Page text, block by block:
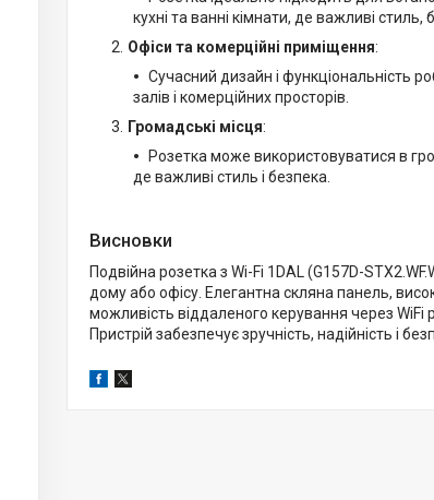
кухні та ванні кімнати, де важливі
Офіси та комерційні приміщення:
Сучасний дизайн і функціональність
залів і комерційних просторів.
Громадські місця:
Розетка може використовуватися в
де важливі стиль і безпека.
Висновки
Подвійна розетка з Wi-Fi 1DAL (G157D-
дому або офісу. Елегантна скляна панель,
можливість віддаленого керування через
Пристрій забезпечує зручність, надійність і